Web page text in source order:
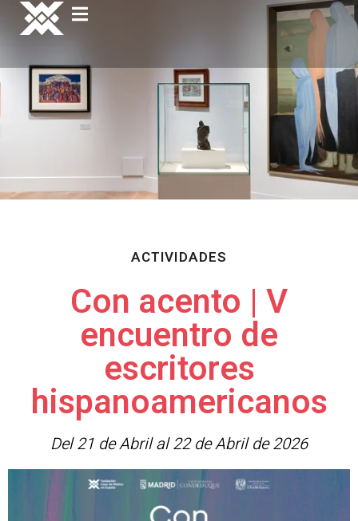
ACTIVIDADES
Con acento | V
encuentro de
escritores
hispanoamericanos
Del 21 de Abril al 22 de Abril de 2026